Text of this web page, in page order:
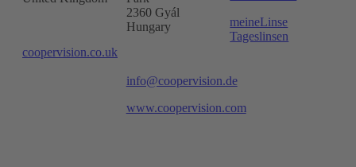
coopervision.co.uk
2360 Gyál
Hungary
info@coopervision.de
www.coopervision.com
meineLinse
Tageslinsen